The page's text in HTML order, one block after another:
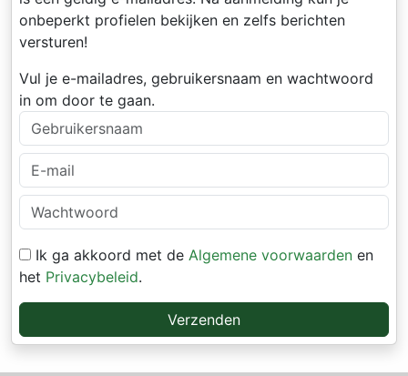
onbeperkt profielen bekijken en zelfs berichten
versturen!
Vul je e-mailadres, gebruikersnaam en wachtwoord
in om door te gaan.
Ik ga akkoord met de Algemene voorwaarden en
het Privacybeleid.
Verzenden